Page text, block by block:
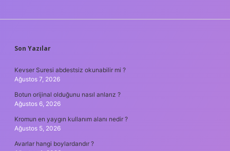
SIDEBAR
Son Yazılar
Kevser Suresi abdestsiz okunabilir mi ?
Ağustos 7, 2026
Botun orijinal olduğunu nasıl anlarız ?
Ağustos 6, 2026
Kromun en yaygın kullanım alanı nedir ?
Ağustos 5, 2026
Avarlar hangi boylardandır ?